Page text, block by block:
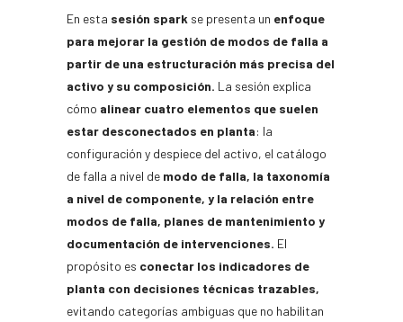
En esta sesión spark se presenta un enfoque
para mejorar la gestión de modos de falla a
partir de una estructuración más precisa del
activo y su composición. La sesión explica
cómo alinear cuatro elementos que suelen
estar desconectados en planta: la
configuración y despiece del activo, el catálogo
de falla a nivel de modo de falla, la taxonomía
a nivel de componente, y la relación entre
modos de falla, planes de mantenimiento y
documentación de intervenciones. El
propósito es conectar los indicadores de
planta con decisiones técnicas trazables,
evitando categorías ambiguas que no habilitan